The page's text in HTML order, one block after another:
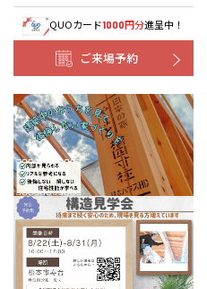
QUOカード1000円分進呈中！
ご来場予約